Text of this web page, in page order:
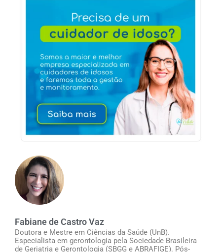
Fabiane de Castro Vaz
Doutora e Mestre em Ciências da Saúde (UnB).
Especialista em gerontologia pela Sociedade Brasileira
de Geriatria e Gerontologia (SBGG e ABRAFIGE). Pós-